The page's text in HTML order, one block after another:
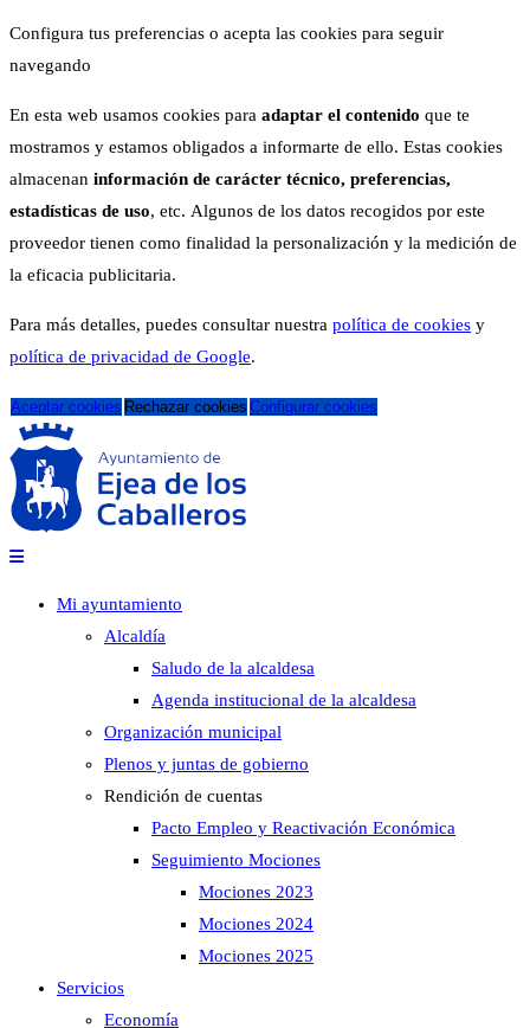
Configura tus preferencias o acepta las cookies para seguir
navegando
En esta web usamos cookies para adaptar el contenido que te
mostramos y estamos obligados a informarte de ello. Estas cookies
almacenan información de carácter técnico, preferencias,
estadísticas de uso, etc. Algunos de los datos recogidos por este
proveedor tienen como finalidad la personalización y la medición de
la eficacia publicitaria.
Para más detalles, puedes consultar nuestra política de cookies y
política de privacidad de Google.
Aceptar cookies Rechazar cookies Configurar cookies
Mi ayuntamiento
Alcaldía
Saludo de la alcaldesa
Agenda institucional de la alcaldesa
Organización municipal
Plenos y juntas de gobierno
Rendición de cuentas
Pacto Empleo y Reactivación Económica
Seguimiento Mociones
Mociones 2023
Mociones 2024
Mociones 2025
Servicios
Economía